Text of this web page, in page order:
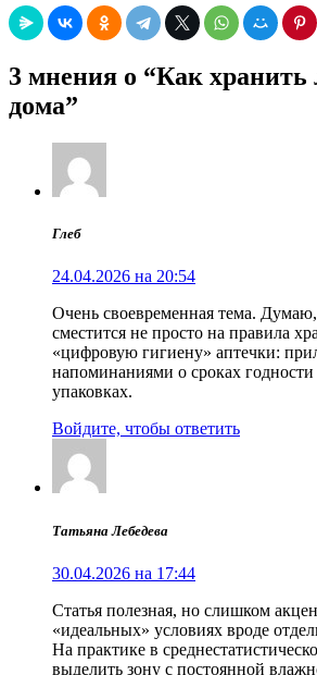
3 мнения о “Как хранить
дома”
Глеб
24.04.2026 на 20:54
Очень своевременная тема.
сместится не просто на правила
«цифровую гигиену» аптечки:
напоминаниями о сроках
упаковках.
Войдите, чтобы ответить
Татьяна Лебедева
30.04.2026 на 17:44
Статья полезная, но слишком
«идеальных» условиях вроде
На практике в
выделить зону с постоянной